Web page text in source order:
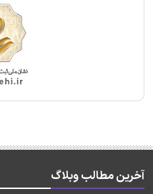
آخرین مطالب وبلاگ